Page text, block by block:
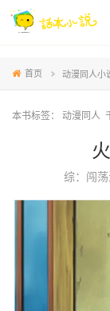
首页 动漫同人小
本书标签： 动漫同人
综：闯